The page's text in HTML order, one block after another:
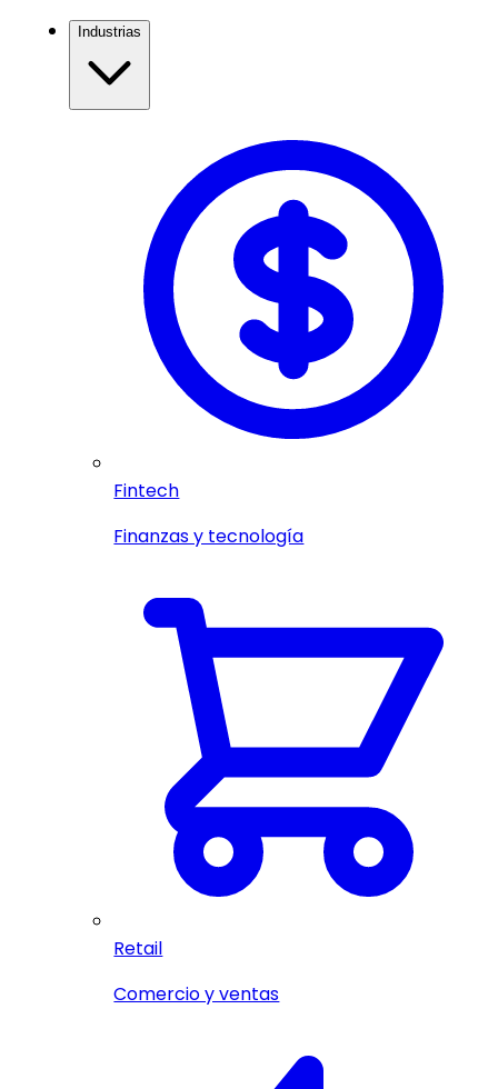
Industrias
Fintech
Finanzas y tecnología
Retail
Comercio y ventas